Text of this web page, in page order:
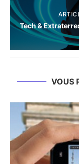
Tech &
VOUS